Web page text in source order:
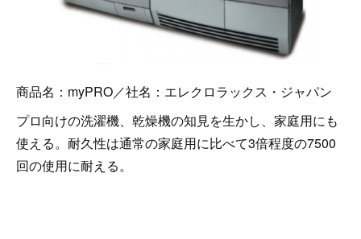
商品名：myPRO／社名：エレクロラックス・ジャパン
プロ向けの洗濯機、乾燥機の知見を生かし、家庭用にも
使える。耐久性は通常の家庭用に比べて3倍程度の7500
回の使用に耐える。